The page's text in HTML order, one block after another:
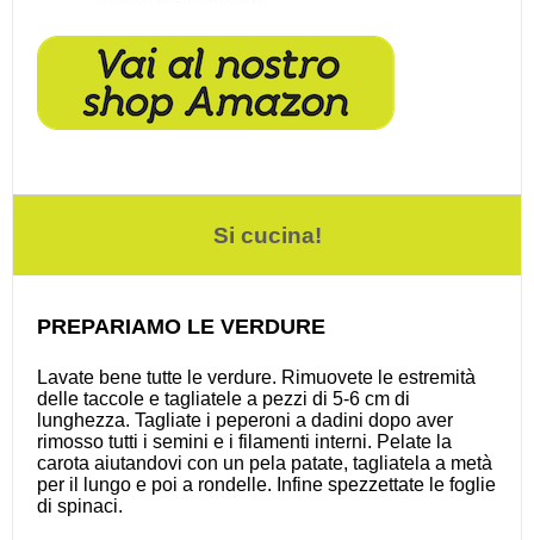
Si cucina!
PREPARIAMO LE VERDURE
Lavate bene tutte le verdure. Rimuovete le estremità
delle taccole e tagliatele a pezzi di 5-6 cm di
lunghezza. Tagliate i peperoni a dadini dopo aver
rimosso tutti i semini e i filamenti interni. Pelate la
carota aiutandovi con un pela patate, tagliatela a metà
per il lungo e poi a rondelle. Infine spezzettate le foglie
di spinaci.